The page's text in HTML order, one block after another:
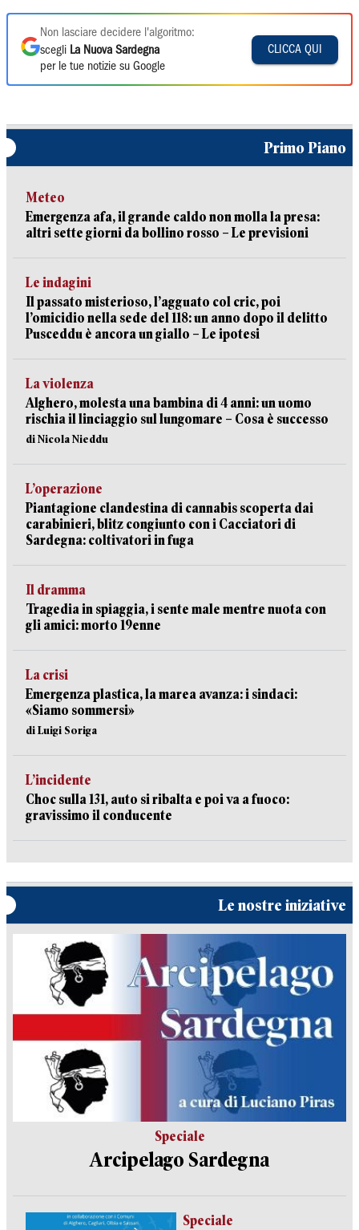
Non lasciare decidere l'algoritmo:
scegli La Nuova Sardegna
per le tue notizie su Google
CLICCA QUI
Primo Piano
Meteo
Emergenza afa, il grande caldo non molla la presa:
altri sette giorni da bollino rosso – Le previsioni
Le indagini
Il passato misterioso, l’agguato col cric, poi
l’omicidio nella sede del 118: un anno dopo il delitto
Pusceddu è ancora un giallo – Le ipotesi
La violenza
Alghero, molesta una bambina di 4 anni: un uomo
rischia il linciaggio sul lungomare – Cosa è successo
di Nicola Nieddu
L’operazione
Piantagione clandestina di cannabis scoperta dai
carabinieri, blitz congiunto con i Cacciatori di
Sardegna: coltivatori in fuga
Il dramma
Tragedia in spiaggia, i sente male mentre nuota con
gli amici: morto 19enne
La crisi
Emergenza plastica, la marea avanza: i sindaci:
«Siamo sommersi»
di Luigi Soriga
L’incidente
Choc sulla 131, auto si ribalta e poi va a fuoco:
gravissimo il conducente
Le nostre iniziative
Speciale
Arcipelago Sardegna
Speciale